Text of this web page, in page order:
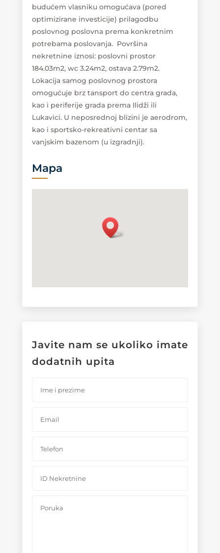
budućem vlasniku omogućava (pored
optimizirane investicije) prilagodbu
poslovnog poslovna prema konkretnim
potrebama poslovanja. Površina
nekretnine iznosi: poslovni prostor
184.03m2, wc 3.24m2, ostava 2.79m2.
Lokacija samog poslovnog prostora
omogućuje brz tansport do centra grada,
kao i periferije grada prema Ilidži ili
Lukavici. U neposrednoj blizini je aerodrom,
kao i sportsko-rekreativni centar sa
vanjskim bazenom (u izgradnji).
Mapa
Javite nam se ukoliko imate
dodatnih upita